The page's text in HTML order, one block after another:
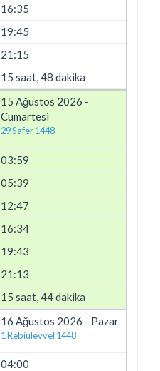
16:35
19:45
21:15
15 saat, 48 dakika
15 Ağustos 2026 -
Cumartesi
29 Safer 1448
03:59
05:39
12:47
16:34
19:43
21:13
15 saat, 44 dakika
16 Ağustos 2026 - Pazar
1 Rebiülevvel 1448
04:00